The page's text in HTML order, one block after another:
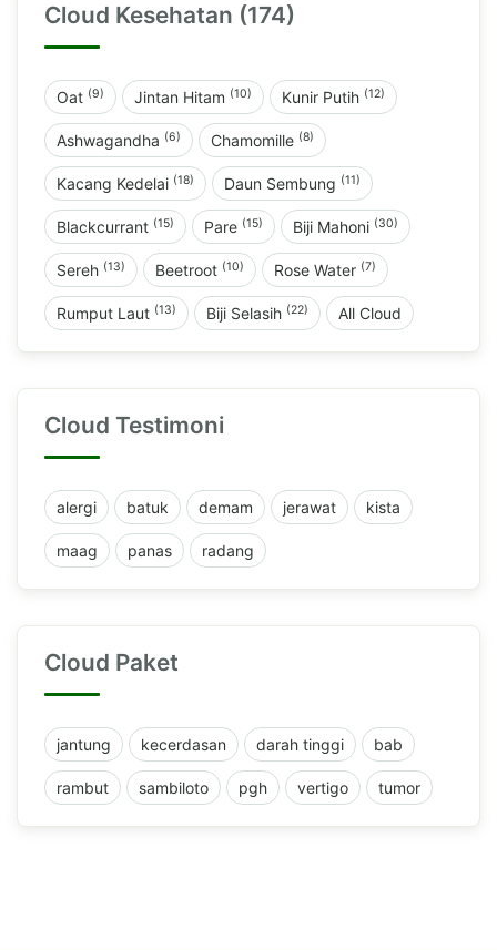
Cloud Kesehatan (174)
Oat (9) Jintan Hitam (10) Kunir Putih (12)
Ashwagandha (6) Chamomille (8)
Kacang Kedelai (18) Daun Sembung (11)
Blackcurrant (15) Pare (15) Biji Mahoni (30)
Sereh (13) Beetroot (10) Rose Water (7)
Rumput Laut (13) Biji Selasih (22) All Cloud
Cloud Testimoni
alergi batuk demam jerawat kista
maag panas radang
Cloud Paket
jantung kecerdasan darah tinggi bab
rambut sambiloto pgh vertigo tumor